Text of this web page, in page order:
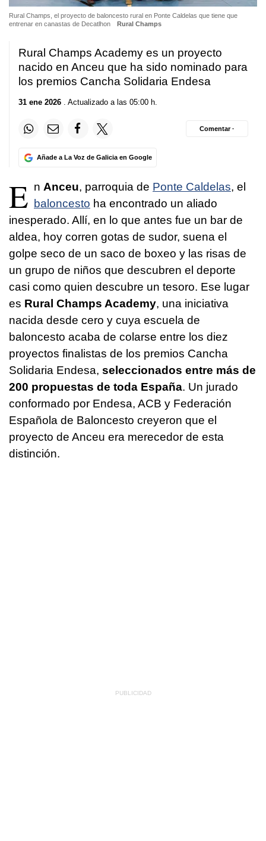
Rural Champs, el proyecto de baloncesto rural en Ponte Caldelas que tiene que
entrenar en canastas de Decatlhon
Rural Champs
Rural Champs Academy es un proyecto
nacido en Anceu que ha sido nominado para
los premios Cancha Solidaria Endesa
31 ene 2026 . Actualizado a las 05:00 h.
Añade a La Voz de Galicia en Google
Comentar ·
E n Anceu, parroquia de Ponte Caldelas, el
baloncesto ha encontrado un aliado
inesperado. Allí, en lo que antes fue un bar de
aldea, hoy corren gotas de sudor, suena el
golpe seco de un saco de boxeo y las risas de
un grupo de niños que descubren el deporte
casi como quien descubre un tesoro. Ese lugar
es Rural Champs Academy, una iniciativa
nacida desde cero y cuya escuela de
baloncesto acaba de colarse entre los diez
proyectos finalistas de los premios Cancha
Solidaria Endesa, seleccionados entre más de
200 propuestas de toda España. Un jurado
conformado por Endesa, ACB y Federación
Española de Baloncesto creyeron que el
proyecto de Anceu era merecedor de esta
distinción.